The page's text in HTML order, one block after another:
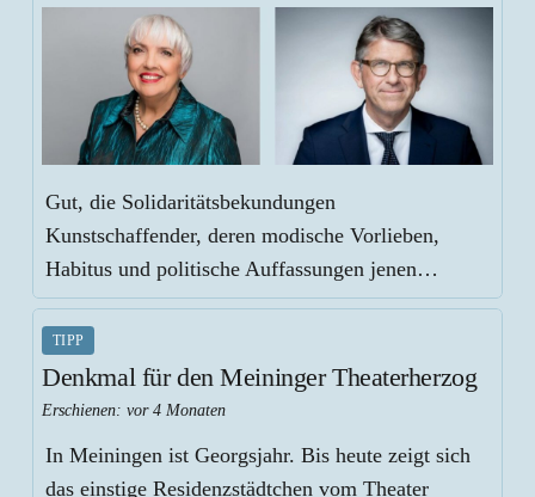
Gut, die Solidaritätsbekundungen
Kunstschaffender, deren modische Vorlieben,
Habitus und politische Auffassungen jenen…
TIPP
Denkmal für den Meininger Theaterherzog
Erschienen:vor 4 Monaten
In Meiningen ist Georgsjahr. Bis heute zeigt sich
das einstige Residenzstädtchen vom Theater